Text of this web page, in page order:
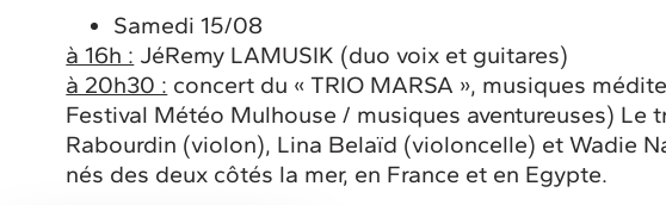
Samedi 15/08
à 16h : JéRemy LAMUSIK (duo voix et guitares)
à 20h30 : concert du « TRIO MARSA », musiques
Festival Météo Mulhouse / musiques aventureuses)
Rabourdin (violon), Lina Belaïd (violoncelle) et Wadie
nés des deux côtés la mer, en France et en Egypte.